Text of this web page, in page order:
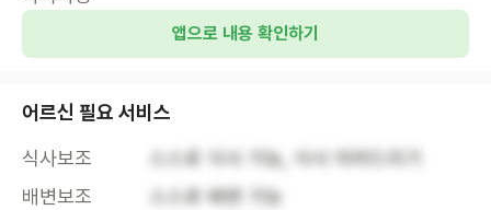
앱으로 내용 확인하기
어르신 필요 서비스
식사보조
스스로 식사 가능, 식사 차려드리기
배변보조
스스로 배변 가능